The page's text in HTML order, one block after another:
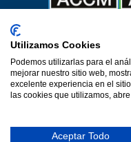
Aviso LegalPolítica
Política de
© 2026·Ver
Utilizamos Cookies
Podemos utilizarlas para el
mejorar nuestro sitio web,
excelente experiencia en el
las cookies que utilizamos,
Aceptar Todo